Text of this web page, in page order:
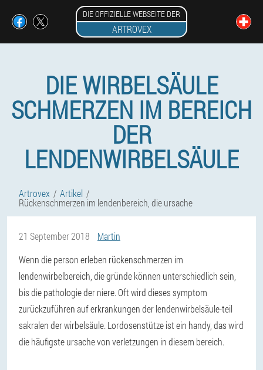
DIE OFFIZIELLE WEBSEITE DER
ARTROVEX
DIE WIRBELSÄULE
SCHMERZEN IM BEREICH
DER
LENDENWIRBELSÄULE
Artrovex Artikel
Rückenschmerzen im lendenbereich, die ursache
21 September 2018
Martin
Wenn die person erleben rückenschmerzen im
lendenwirbelbereich, die gründe können unterschiedlich sein,
bis die pathologie der niere. Oft wird dieses symptom
zurückzuführen auf erkrankungen der lendenwirbelsäule-teil
sakralen der wirbelsäule. Lordosenstütze ist ein handy, das wird
die häufigste ursache von verletzungen in diesem bereich.